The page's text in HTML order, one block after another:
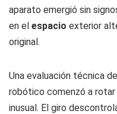
aparato emergió sin
en el espacio exterior
original.
Una evaluación técnica
robótico comenzó a
inusual. El giro